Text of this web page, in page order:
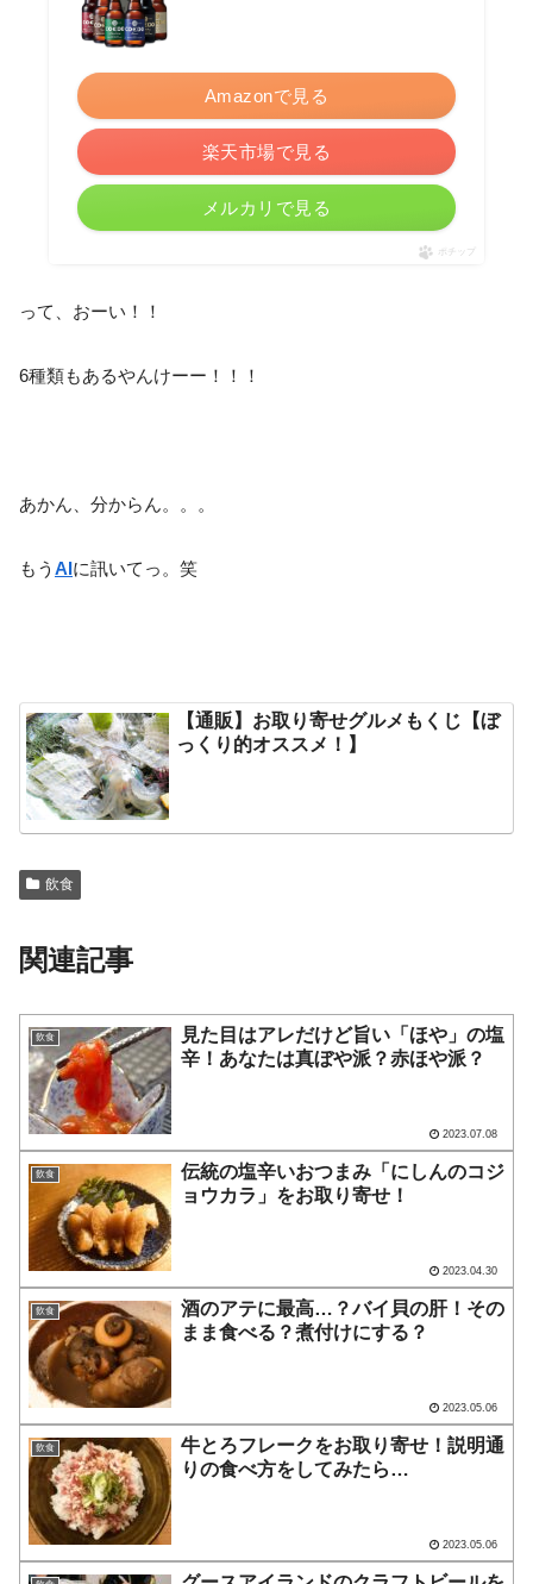
Amazonで見る
楽天市場で見る
メルカリで見る
ポチップ
って、おーい！！
6種類もあるやんけーー！！！
あかん、分からん。。。
もう AIに訊いてっ。笑
【通販】お取り寄せグルメもくじ【ぼ
っくり的オススメ！】
飲食
関連記事
飲食
見た目はアレだけど旨い「ほや」の塩
辛！あなたは真ぼや派？赤ほや派？
2023.07.08
飲食
伝統の塩辛いおつまみ「にしんのコジ
ョウカラ」をお取り寄せ！
2023.04.30
飲食
酒のアテに最高…？バイ貝の肝！その
まま食べる？煮付けにする？
2023.05.06
飲食
牛とろフレークをお取り寄せ！説明通
りの食べ方をしてみたら…
2023.05.06